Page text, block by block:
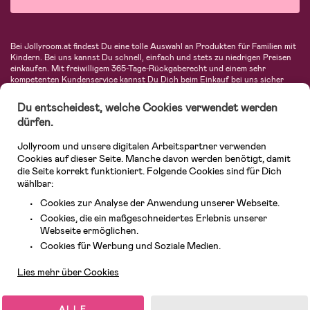
Bei Jollyroom.at findest Du eine tolle Auswahl an Produkten für Familien mit
Kindern. Bei uns kannst Du schnell, einfach und stets zu niedrigen Preisen
einkaufen. Mit freiwilligem 365-Tage-Rückgaberecht und einem sehr
kompetenten Kundenservice kannst Du Dich beim Einkauf bei uns sicher
Autositze, Kinder- und Babymode, Produkte für Mütter und eine Menge
fantastischer Einrichtungsgegenstände, Spielsachen, Babyprodukte und
vieles mehr. Wir haben Produkte von bekannten Herstellern wie Britax, Maxi-
Avent, Jack Wolfskin, Cybex, LEGO und vielen mehr. Schau Dich um in
unserem vielfältigen Onlineshop für Kinder & Babys. Willkommen!
© 2026 Jollyroom GmbH. Alle Rechte vorbehalten.
Du entscheidest, welche Cookies verwendet werden
dürfen.
Jollyroom und unsere digitalen Arbeitspartner verwenden
Cookies auf dieser Seite. Manche davon werden benötigt, damit
die Seite korrekt funktioniert. Folgende Cookies sind für Dich
wählbar:
Cookies zur Analyse der Anwendung unserer Webseite.
Cookies, die ein maßgeschneidertes Erlebnis unserer
Webseite ermöglichen.
Cookies für Werbung und Soziale Medien.
Lies mehr über Cookies